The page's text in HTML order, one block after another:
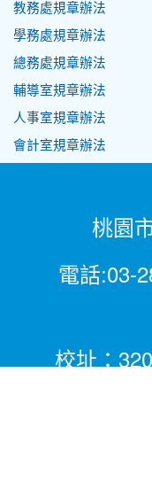
教務處規章辦法
學務處規章辦法
總務處規章辦法
輔導室規章辦法
人事室規章辦法
會計室規章辦法
桃園
電話
校址：